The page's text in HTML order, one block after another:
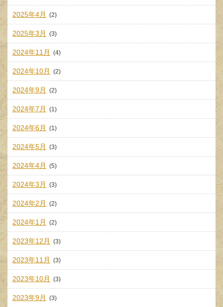
2025年4月 (2)
2025年3月 (3)
2024年11月 (4)
2024年10月 (2)
2024年9月 (2)
2024年7月 (1)
2024年6月 (1)
2024年5月 (3)
2024年4月 (5)
2024年3月 (3)
2024年2月 (2)
2024年1月 (2)
2023年12月 (3)
2023年11月 (3)
2023年10月 (3)
2023年9月 (3)